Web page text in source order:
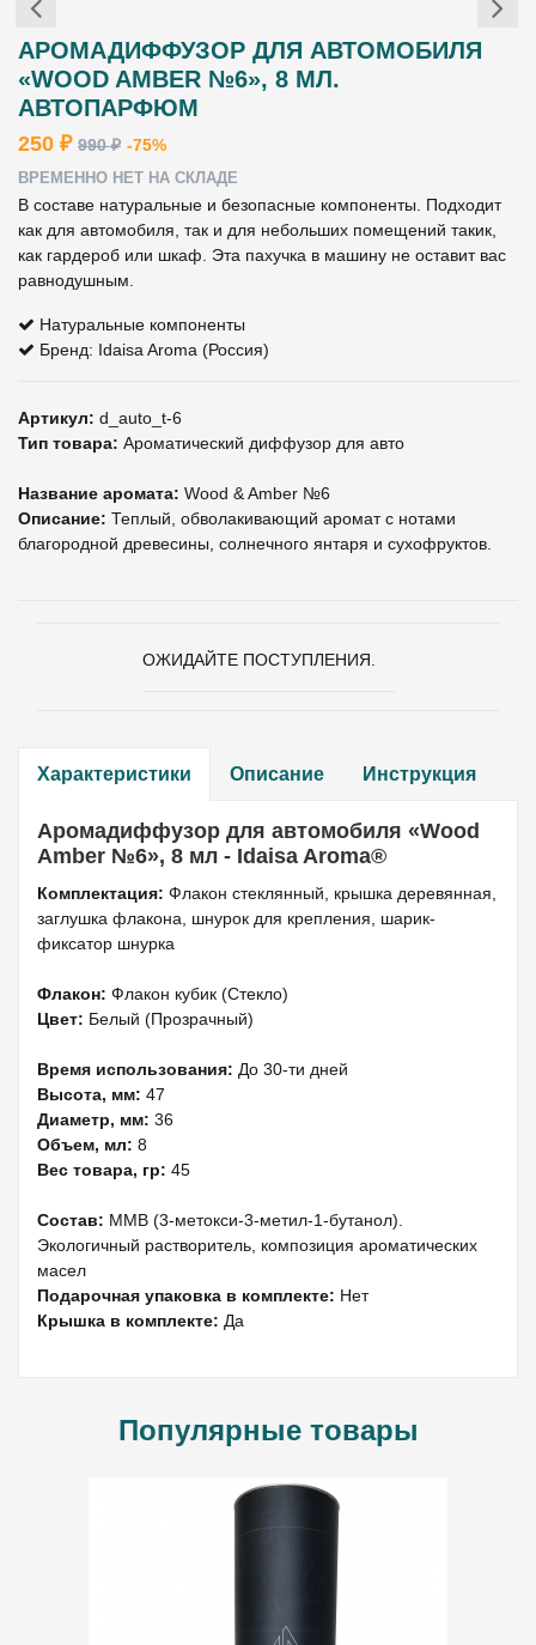
АРОМАДИФФУЗОР ДЛЯ АВТОМОБИЛЯ
«WOOD AMBER №6», 8 МЛ.
АВТОПАРФЮМ
250 ₽ 990 ₽ -75%
ВРЕМЕННО НЕТ НА СКЛАДЕ
В составе натуральные и безопасные компоненты. Подходит
как для автомобиля, так и для небольших помещений такик,
как гардероб или шкаф. Эта пахучка в машину не оставит вас
равнодушным.
Натуральные компоненты
Бренд: Idaisa Aroma (Россия)
Артикул: d_auto_t-6
Тип товара: Ароматический диффузор для авто
Название аромата: Wood & Amber №6
Описание: Теплый, обволакивающий аромат с нотами
благородной древесины, солнечного янтаря и сухофруктов.
ОЖИДАЙТЕ ПОСТУПЛЕНИЯ.
Характеристики Описание Инструкция
Аромадиффузор для автомобиля «Wood
Amber №6», 8 мл - Idaisa Aroma®
Комплектация: Флакон стеклянный, крышка деревянная,
заглушка флакона, шнурок для крепления, шарик-
фиксатор шнурка
Флакон: Флакон кубик (Стекло)
Цвет: Белый (Прозрачный)
Время использования: До 30-ти дней
Высота, мм: 47
Диаметр, мм: 36
Объем, мл: 8
Вес товара, гр: 45
Состав: MMB (3-метокси-3-метил-1-бутанол).
Экологичный растворитель, композиция ароматических
масел
Подарочная упаковка в комплекте: Нет
Крышка в комплекте: Да
Популярные товары